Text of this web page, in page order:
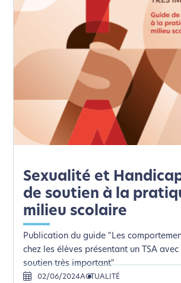
Sexualité et
de soutien à la
milieu scolaire
Publication du guide "Les
chez les élèves présentant un TSA
soutien très important"
02/06/2024ACTUALITÉ